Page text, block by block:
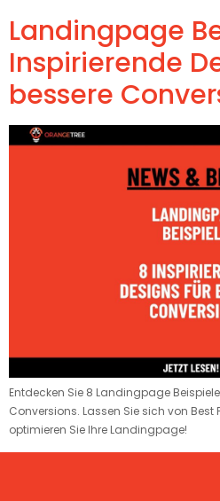
Landingpage
Inspirierende
bessere
Entdecken Sie 8 Landingpage
Conversions. Lassen Sie sich von
optimieren Sie Ihre Landingpage!